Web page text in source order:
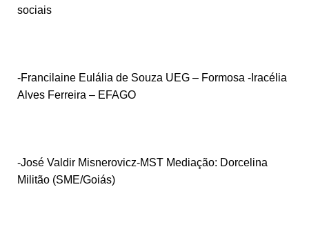
sociais
-Francilaine Eulália de Souza UEG – Formosa -Iracélia
Alves Ferreira – EFAGO
-José Valdir Misnerovicz-MST Mediação: Dorcelina
Militão (SME/Goiás)